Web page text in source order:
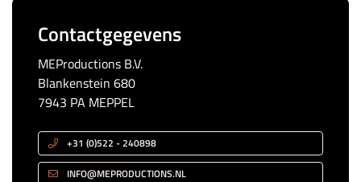
Contactgegevens
MEProductions B.V.
Blankenstein 680
7943 PA MEPPEL
+31 (0)522 - 240898
INFO@MEPRODUCTIONS.NL